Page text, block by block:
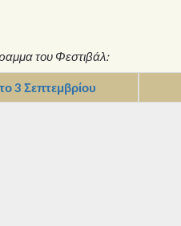
του Φεστιβάλ:
3 Σεπτεμβρίου